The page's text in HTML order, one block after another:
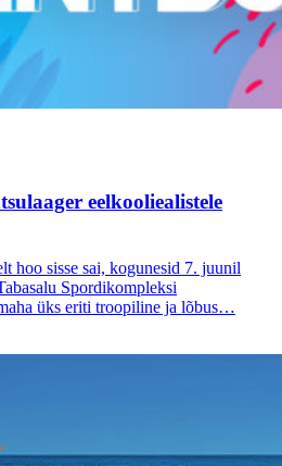
eelkooliealistele
hoo sisse sai, kogunesid 7. juunil
Spordikompleksi
üks eriti troopiline ja lõbus…